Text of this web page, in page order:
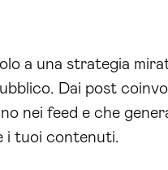
a una strategia
Dai post
nei feed e che
i tuoi contenuti.